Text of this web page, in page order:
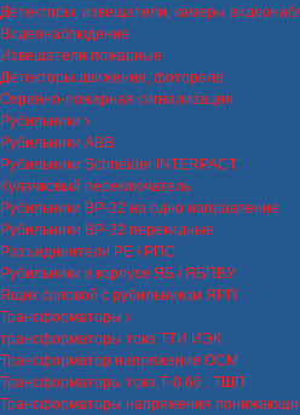
Детекторы, извещатели, камеры
Видеонаблюдение
Извещатели пожарные
Детекторы движения, фотореле
Охранно-пожарная сигнализация
Рубильники
Рубильники ABB
Рубильники Schneider INTERPACT
Кулачковый переключатель
Рубильники ВР-32 на одно направление
Рубильники ВР-32 перекидные
Разъединители РЕ / РПС
Рубильники в корпусе ЯБ / ЯБПВУ
Ящик силовой с рубильником ЯРП
Трансформаторы
трансформаторы тока ТТИ ИЭК
Трансформатор напряжения ОСМ
Трансформаторы тока Т-0.66 , ТШП
Трансформаторы напряжения